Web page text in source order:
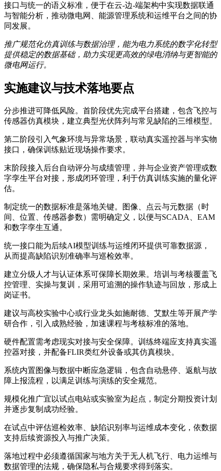
接口与统一的语义标准，便于在云-边-端架构中实现数据联通
与智能分析，推动微电网、能源管理系统和运维平台之间的协
同发展。
推广规范化仿真训练与数据治理，能为电力系统的数字化转型
提供稳定的数据基础，助力实现更高效的绿电消纳与更智能的
微电网运行。
实施建议与技术落地要点
分步推进可降低风险。首阶段优先完成平台搭建，包含飞控与
传感器仿真模块，建立典型光伏阵列与常见缺陷的三维模型。
第二阶段引入气象环境与异常场景，联动真实遥控器与半实物
接口，确保训练贴近现场操作要求。
末阶段接入后台自动评分与成绩管理，并与企业资产管理或数
字孪生平台对接，形成闭环管理，利于仿真训练实施的量化评
估。
制定统一的数据标准是落地关键。图像、点云与元数据（时
间、位置、传感器参数）需明确定义，以便与SCADA、EAM
和数字孪生互通。
统一接口能为后续AI模型训练与运维闭环提供可靠数据源，
从而提高缺陷识别准确率与巡检效率。
建立分级人才与认证体系可保障长期效果。培训与考核覆盖飞
控管理、实操与复训，采用可追溯的操作轨迹与回放，形成上
岗证书。
建议与高校实验中心或行业龙头如施耐德、艾默生等开展产学
研合作，引入成熟经验，加速课程与考核标准的落地。
硬件配置需考虑现实对接与安全保障。训练终端应支持真实遥
控器对接，并配备FLIR类红外设备或其仿真模块。
系统内置图像与数据中断应急逻辑，包含自动悬停、返航与故
障上报流程，以满足训练与演练的安全规范。
规模化推广宜以试点电站或实验室为起点，制定分期投资计划
并逐步复制成功经验。
在试点中评估巡检效率、缺陷识别率与运维成本变化，依数据
支持后续资源投入与推广决策。
落地过程中必须遵循国家与地方关于无人机飞行、电力运维与
数据管理的法规，确保隐私与合规要求得到落实。